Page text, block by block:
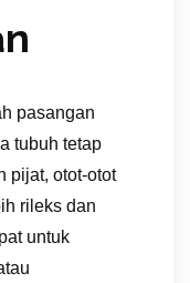
pasangan
tubuh tetap
pijat, otot-otot
rileks dan
untuk